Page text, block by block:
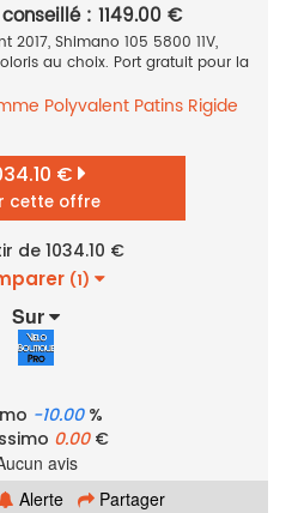
: 1149.00 €
2017, Shimano 105 5800 11V,
au choix. Port gratuit pour la
Polyvalent Patins Rigide
€
cette offre
de 1034.10 €
(1)
Sur
-10.00%
0.00€
avis
Alerte Partager